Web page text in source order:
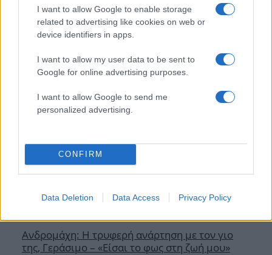
I want to allow Google to enable storage
related to advertising like cookies on web or
device identifiers in apps.
I want to allow my user data to be sent to
Google for online advertising purposes.
I want to allow Google to send me
personalized advertising.
CONFIRM
Data Deletion Data Access Privacy Policy
08.08.2026
Ανδρομάχη: Η τρυφερή ανάρτηση με τον γιο
της, Γεράσιμο – «Είσαι το φως στη ζωή μου»